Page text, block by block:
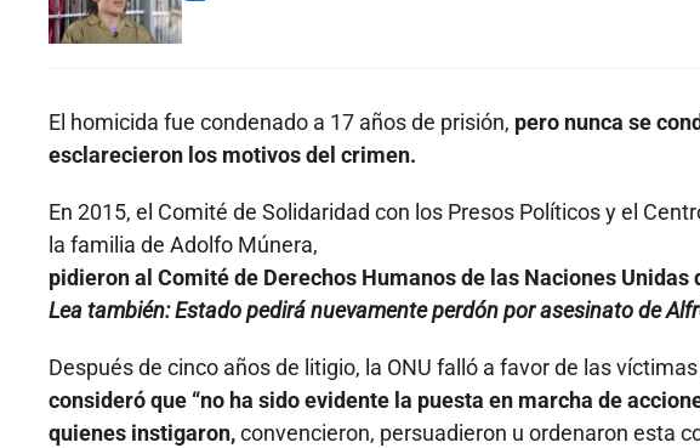
El homicida fue condenado a 17 años de prisión, pero nunca se
esclarecieron los motivos del crimen.
En 2015, el Comité de Solidaridad con los Presos Políticos y el
la familia de Adolfo Múnera,
pidieron al Comité de Derechos Humanos de las Naciones Unidas
Lea también:Estado pedirá nuevamente perdón por asesinato de
Después de cinco años de litigio, la ONU falló a favor de las
consideró que “no ha sido evidente la puesta en marcha de
quienes instigaron,convencieron, persuadieron u ordenaron esta